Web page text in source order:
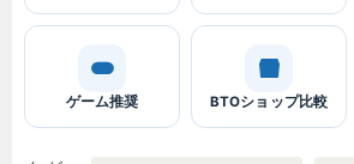
ゲーム推奨 BTOショップ比較